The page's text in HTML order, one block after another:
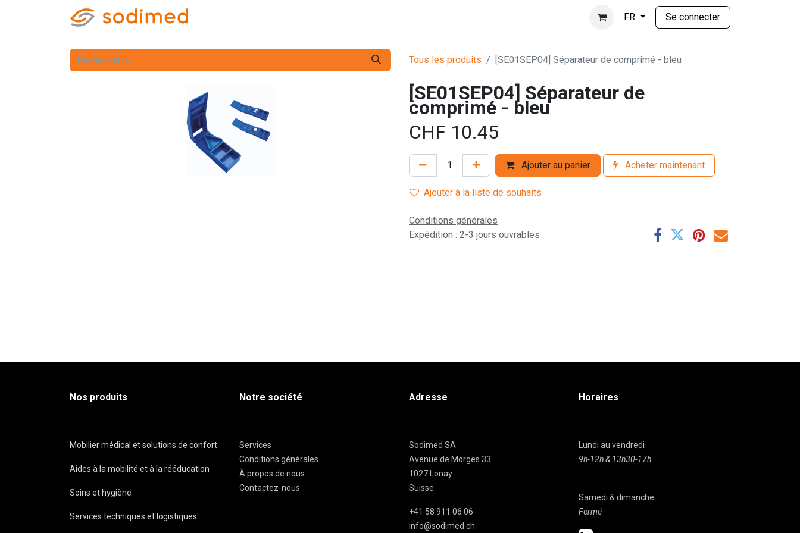
FR Se connecter
Tous les produits [SE01SEP04] Séparateur de comprimé - bleu
[SE01SEP04] Séparateur de
comprimé - bleu
CHF 10.45
Ajouter au panier Acheter maintenant
Ajouter à la liste de souhaits
Conditions générales
Expédition : 2-3 jours ouvrables
Nos produits
Mobilier médical et solutions de confort
Aides à la mobilité et à la rééducation
Soins et hygiène
Services techniques et logistiques
Notre société
Services
Conditions générales
À propos de nous
Contactez-nous
Adresse
Sodimed SA
Avenue de Morges 33
1027 Lonay
Suisse
+41 58 911 06 06
info@sodimed.ch
Horaires
Lundi au vendredi
9h-12h & 13h30-17h
Samedi & dimanche
Fermé